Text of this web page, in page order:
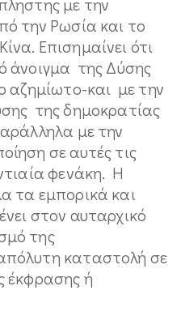
την Ρωσία και το
Επισημαίνει ότι
άνοιγμα της Δύσης
αζημίωτο-και με την
της δημοκρατίας
με την
σε αυτές τις
φενάκη. Η
τα εμπορικά και
στον αυταρχικό
της
καταστολή σε
έκφρασης ή